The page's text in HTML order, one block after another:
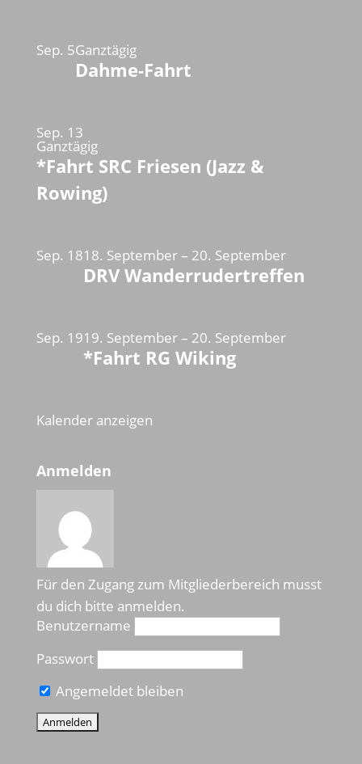
Sep. 5Ganztägig
Dahme-Fahrt
Sep. 13
Ganztägig
*Fahrt SRC Friesen (Jazz &
Rowing)
Sep. 1818. September– 20. September
DRV Wanderrudertreffen
Sep. 1919. September– 20. September
*Fahrt RG Wiking
Kalender anzeigen
Anmelden
Für den Zugang zum Mitgliederbereich musst
du dich bitte anmelden.
Benutzername
Passwort
Angemeldet bleiben